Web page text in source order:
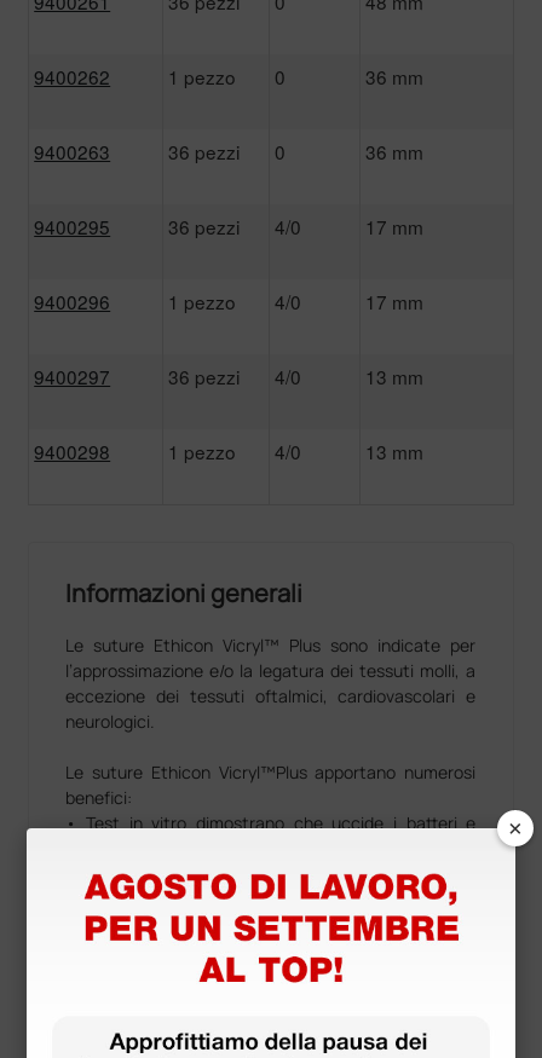
9400262 1 pezzo 0 36 mm
9400263 36 pezzi 0 36 mm
9400295 36 pezzi 4/0 17 mm
9400296 1 pezzo 4/0 17 mm
9400297 36 pezzi 4/0 13 mm
9400298 1 pezzo 4/0 13 mm
Informazioni generali
Le suture Ethicon Vicryl™ Plus sono indicate per
l’approssimazione e/o la legatura dei tessuti molli, a
eccezione dei tessuti oftalmici, cardiovascolari e
neurologici.
Le suture Ethicon Vicryl™Plus apportano numerosi
benefici:
• Test in vitro dimostrano che uccide i batteri e
Vicryl™ Plus presenta benefici in diverse applicazioni
chirurgiche:
• Resistenza tensile in vivo che consente di fornire
supporto per 14 - 28 giorni, durante la guarigione dei
adattabilità rispetto alla suture monofilamento, oltre
×